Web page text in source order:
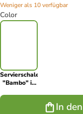
Weniger als 10 verfügbar
Color
Servierschale
"Bambo" in
In